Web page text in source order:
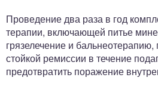
Проведение два раза в год
терапии, включающей питье
грязелечение и бальнеотерапию,
стойкой ремиссии в течение
предотвратить поражение